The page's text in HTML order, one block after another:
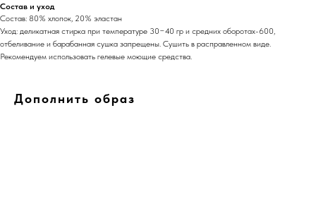
Состав и уход
Состав: 80% хлопок, 20% эластан
Уход: деликатная стирка при температуре 30−40 гр и средних оборотах-600,
отбеливание и барабанная сушка запрещены. Сушить в расправленном виде.
Рекомендуем использовать гелевые моющие средства.
Дополнить образ